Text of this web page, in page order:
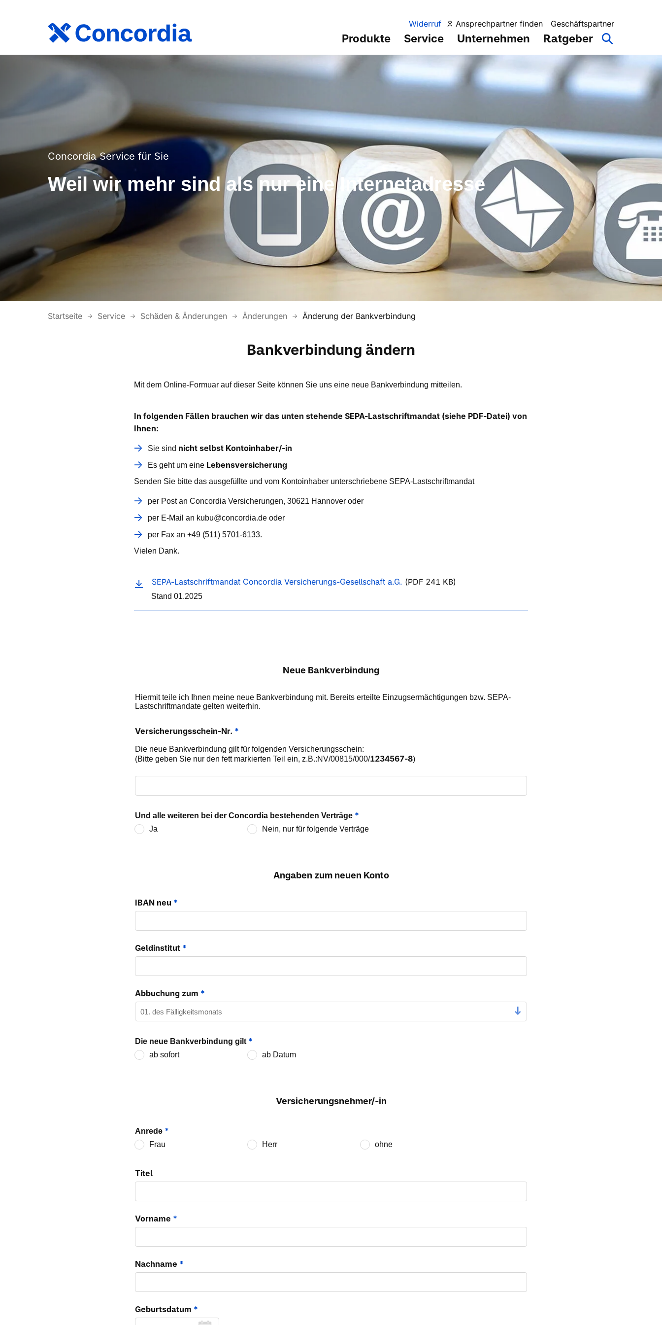
Widerruf Ansprechpartner finden Geschäftspartner
Produkte Service Unternehmen Ratgeber
Concordia Service für Sie
Weil wir mehr sind als nur eine Internetadresse
Startseite Service Schäden & Änderungen Änderungen Änderung der Bankverbindung
Bankverbindung ändern
Mit dem Online-Formuar auf dieser Seite können Sie uns eine neue Bankverbindung mitteilen.
In folgenden Fällen brauchen wir das unten stehende SEPA-Lastschriftmandat (siehe PDF-Datei) von
Ihnen:
Sie sind nicht selbst Kontoinhaber/-in
Es geht um eine Lebensversicherung
Senden Sie bitte das ausgefüllte und vom Kontoinhaber unterschriebene SEPA-Lastschriftmandat
per Post an Concordia Versicherungen, 30621 Hannover oder
per E-Mail an kubu@concordia.de oder
per Fax an +49 (511) 5701-6133.
Vielen Dank.
SEPA-Lastschriftmandat Concordia Versicherungs-Gesellschaft a.G. (PDF 241 KB)
Stand 01.2025
Neue Bankverbindung
Hiermit teile ich Ihnen meine neue Bankverbindung mit. Bereits erteilte Einzugsermächtigungen bzw. SEPA-
Lastschriftmandate gelten weiterhin.
Versicherungsschein-Nr. *
Die neue Bankverbindung gilt für folgenden Versicherungsschein:
(Bitte geben Sie nur den fett markierten Teil ein, z.B.:NV/00815/000/1234567-8)
Und alle weiteren bei der Concordia bestehenden Verträge *
Ja Nein, nur für folgende Verträge
Angaben zum neuen Konto
IBAN neu *
Geldinstitut *
Abbuchung zum *
Die neue Bankverbindung gilt *
ab sofort ab Datum
Versicherungsnehmer/-in
Anrede *
Frau Herr ohne
Titel
Vorname *
Nachname *
Geburtsdatum *